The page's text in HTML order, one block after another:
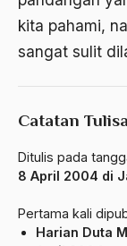
kita pahami,
sangat sulit
Catatan
Ditulis pada
8 April 2004 di
Pertama kali
Harian Duta
Amir Syakib
Amirn Rais
amrozi
Anak ibrahim
Anatomi
Andi